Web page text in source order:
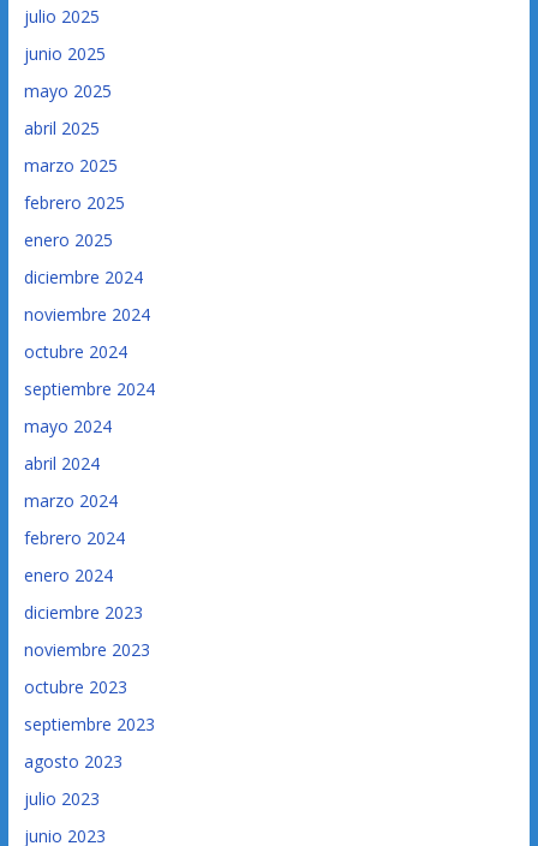
julio 2025
junio 2025
mayo 2025
abril 2025
marzo 2025
febrero 2025
enero 2025
diciembre 2024
noviembre 2024
octubre 2024
septiembre 2024
mayo 2024
abril 2024
marzo 2024
febrero 2024
enero 2024
diciembre 2023
noviembre 2023
octubre 2023
septiembre 2023
agosto 2023
julio 2023
junio 2023